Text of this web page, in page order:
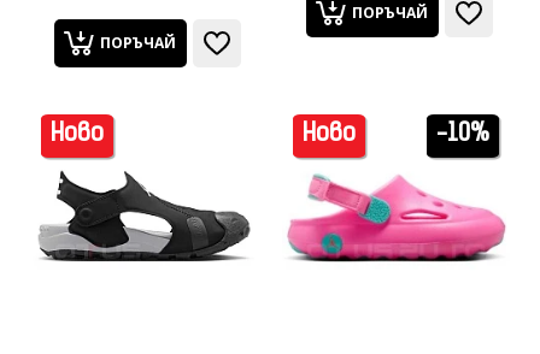
ПОРЪЧАЙ
ПОРЪЧАЙ
Ново -10%
Ново